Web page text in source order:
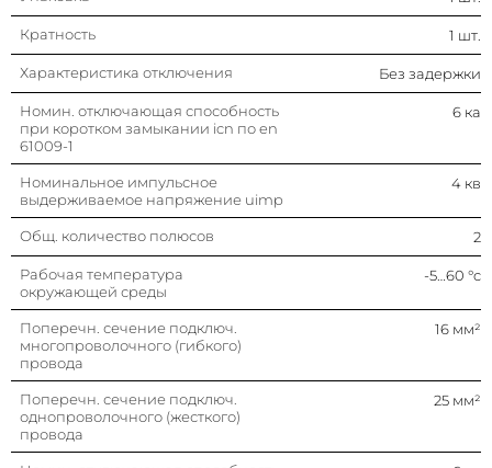
Номин. ток утечки 0.03 а
Номин. напряжение изоляции ui 500 в
Характеристика срабатывания
(кривая тока)
B
Номин. напряжение 230 в
Номин. ток 4 а
Глубина установочная (встраив.) 45 мм
Тип напряжения Ac (перемен.)
Кратность 1 шт.
Характеристика отключения Без задержки
Номин. отключающая способность
при коротком замыкании icn по en
61009-1
6 ка
Номинальное импульсное
выдерживаемое напряжение uimp
4 кв
Общ. количество полюсов 2
Рабочая температура
окружающей среды
-5…60 °c
Поперечн. сечение подключ.
многопроволочного (гибкого)
провода
16 мм²
Поперечн. сечение подключ.
однопроволочного (жесткого)
провода
25 мм²